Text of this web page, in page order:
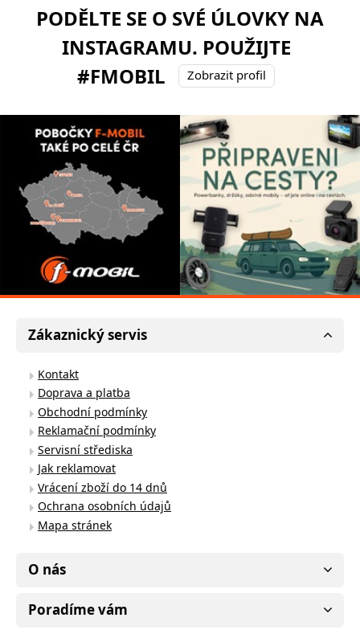
PODĚLTE SE O SVÉ ÚLOVKY NA
INSTAGRAMU. POUŽIJTE
#FMOBIL
Zobrazit profil
Zákaznický servis
Kontakt
Doprava a platba
Obchodní podmínky
Reklamační podmínky
Servisní střediska
Jak reklamovat
Vrácení zboží do 14 dnů
Ochrana osobních údajů
Mapa stránek
O nás
Poradíme vám